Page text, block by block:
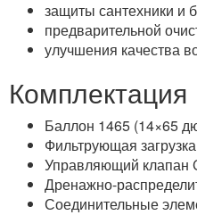
защиты сантехники и
предварительной
улучшения качества
Комплектация
Баллон 1465 (14×65
Фильтрующая
Управляющий клапан
Дренажно-
Соединительные